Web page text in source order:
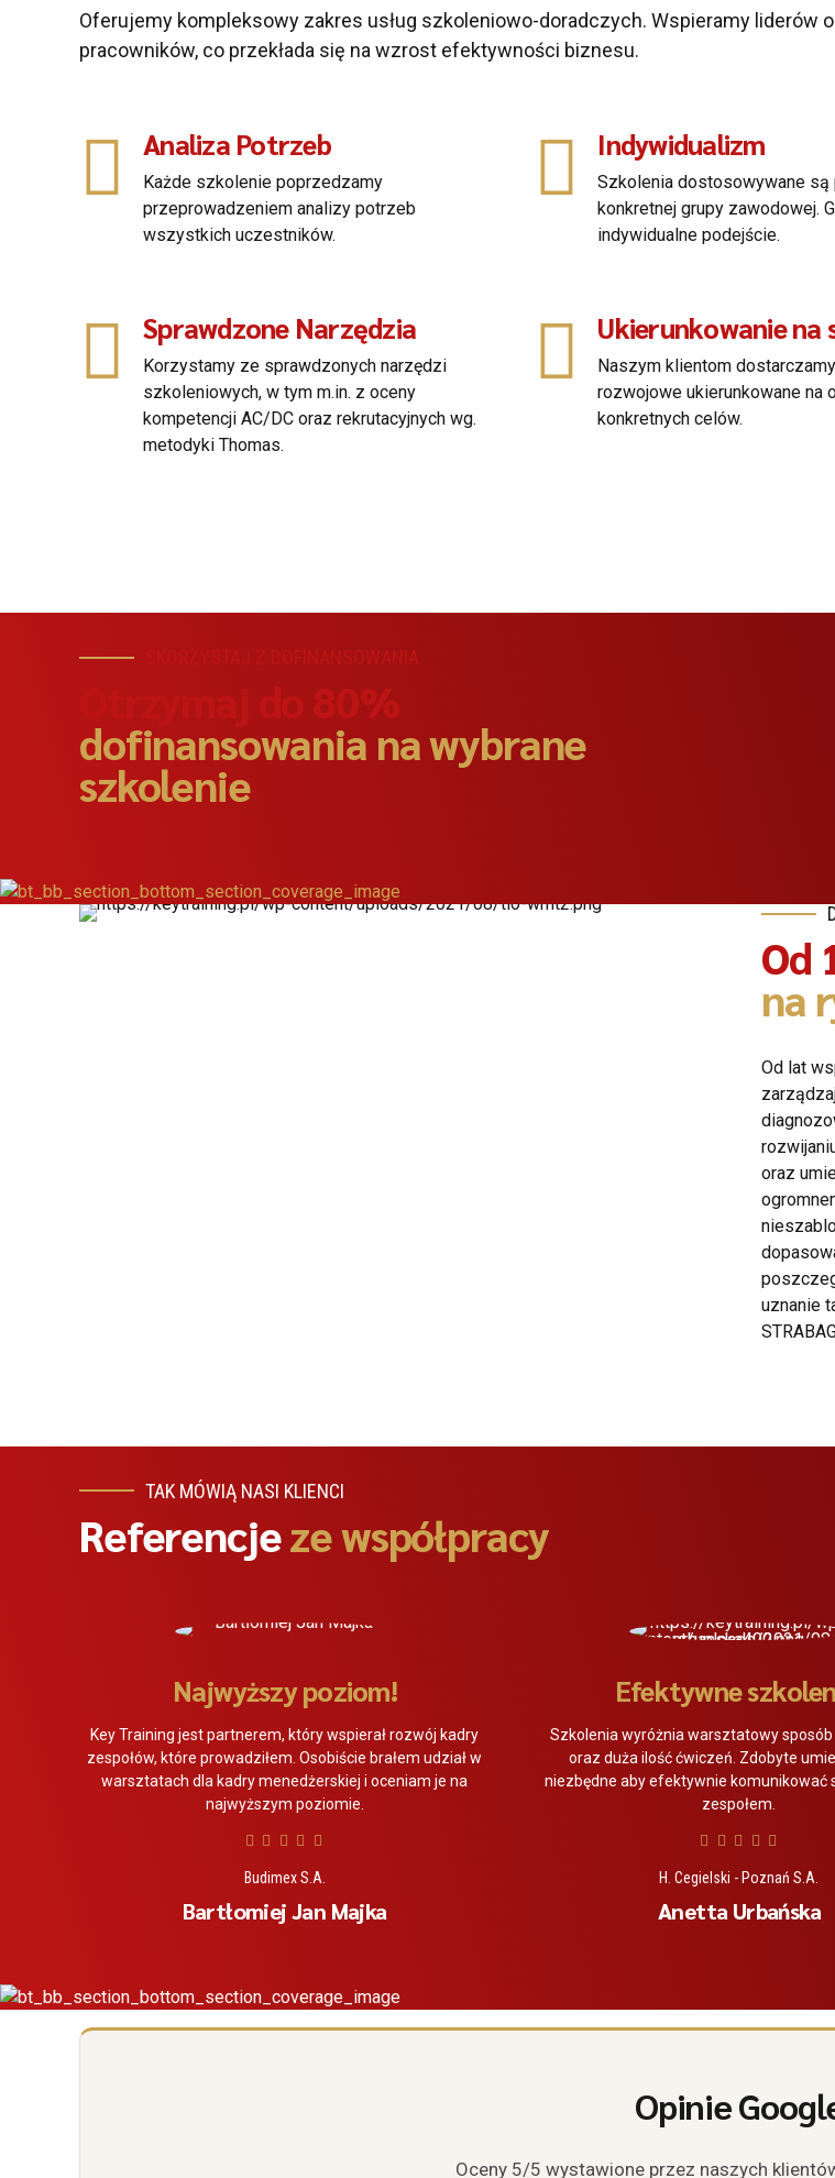
Oferujemy kompleksowy zakres usług szkoleniowo-doradczych. Wspieramy liderów
pracowników, co przekłada się na wzrost efektywności biznesu.
Analiza Potrzeb
Każde szkolenie poprzedzamy
przeprowadzeniem analizy potrzeb
wszystkich uczestników.
Indywidualizm
Szkolenia dostosowywane
konkretnej grupy zawodowej.
indywidualne podejście.
Sprawdzone Narzędzia
Korzystamy ze sprawdzonych narzędzi
szkoleniowych, w tym m.in. z oceny
kompetencji AC/DC oraz rekrutacyjnych wg.
metodyki Thomas.
Ukierunkowanie na
Naszym klientom
rozwojowe ukierunkowane na
konkretnych celów.
SKORZYSTAJ Z DOFINANSOWANIA
Otrzymaj do 80%
dofinansowania na wybrane
szkolenie
Od
na
Od lat
oraz
uznanie
TAK MÓWIĄ NASI KLIENCI
Referencjeze współpracy
Najwyższy poziom!
Key Training jest partnerem, który wspierał rozwój kadry
zespołów, które prowadziłem. Osobiście brałem udział w
warsztatach dla kadry menedżerskiej i oceniam je na
najwyższym poziomie.
Budimex S.A.
Bartłomiej Jan Majka
Efektywne
Szkolenia wyróżnia warsztatowy
oraz duża ilość ćwiczeń. Zdobyte
niezbędne aby efektywnie komunikować
zespołem.
H. Cegielski - Poznań S.A.
Anetta Urbańska
Opinie
Oceny 5/5 wystawione przez naszych